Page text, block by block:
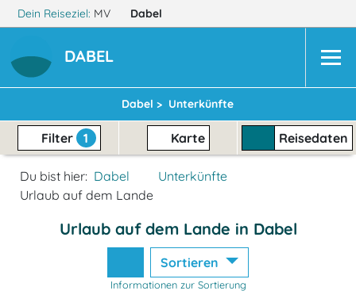
Dein Reiseziel: MV Dabel
DABEL
Dabel > Unterkünfte
Filter 1 Karte Reisedaten
Du bist hier: Dabel
Unterkünfte
Urlaub auf dem Lande
Urlaub auf dem Lande in Dabel
Sortieren
Informationen zur Sortierung